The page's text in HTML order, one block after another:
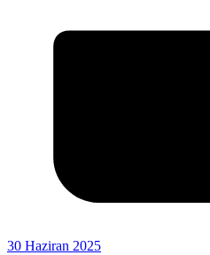
30 Haziran 2025